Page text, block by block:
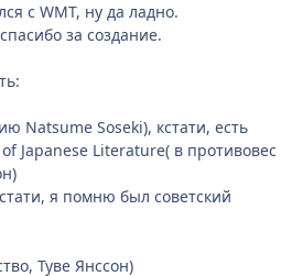
с WMT, ну да ладно.
за создание.
Natsume Soseki), кстати, есть
Japanese Literature( в противовес
я помню был советский
Туве Янссон)